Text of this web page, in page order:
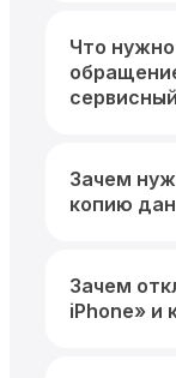
Что
Зачем
копию
Зачем
iPhone» и